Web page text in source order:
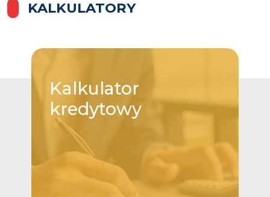
KALKULATORY
Kalkulator
kredytowy